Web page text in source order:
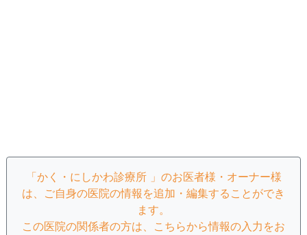
「かく・にしかわ診療所 」のお医者様・オーナー様
は、ご自身の医院の情報を追加・編集することができ
ます。
この医院の関係者の方は、こちらから情報の入力をお